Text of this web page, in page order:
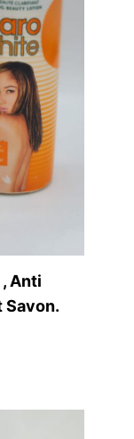
Anti
Savon.